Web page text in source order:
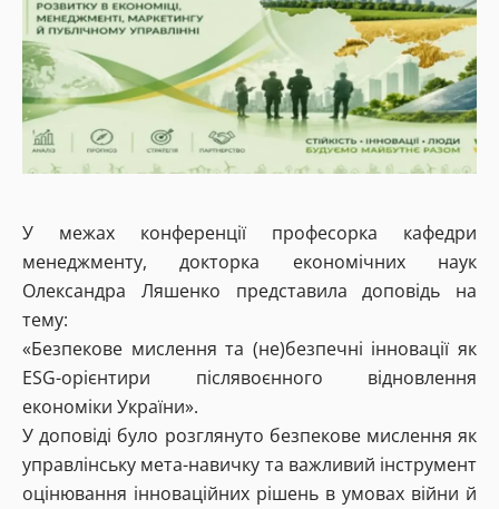
У межах конференції професорка кафедри
менеджменту, докторка економічних наук
Олександра Ляшенко представила доповідь на
тему:
«Безпекове мислення та (не)безпечні інновації як
ESG-орієнтири післявоєнного відновлення
економіки України».
У доповіді було розглянуто безпекове мислення як
управлінську мета-навичку та важливий інструмент
оцінювання інноваційних рішень в умовах війни й